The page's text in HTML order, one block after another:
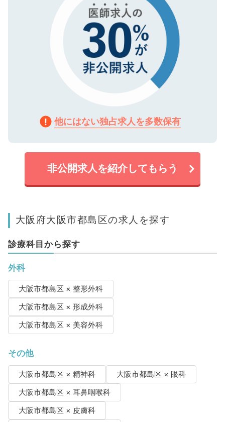
他にはない独占求人を多数保有
非公開求人を紹介してもらう
大阪府大阪市都島区の求人を探す
診療科目から探す
外科
大阪市都島区 × 整形外科
大阪市都島区 × 形成外科
大阪市都島区 × 美容外科
その他
大阪市都島区 × 精神科
大阪市都島区 × 眼科
大阪市都島区 × 耳鼻咽喉科
大阪市都島区 × 皮膚科